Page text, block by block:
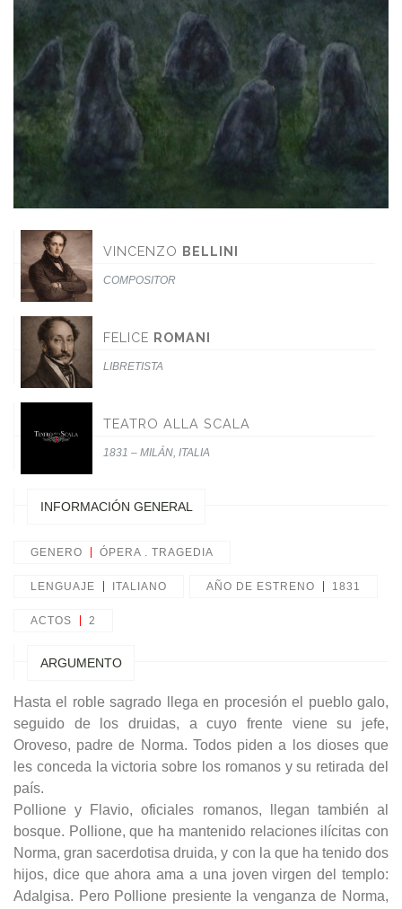
VINCENZO BELLINI
COMPOSITOR
FELICE ROMANI
LIBRETISTA
TEATRO ALLA SCALA
1831 – MILÁN, ITALIA
INFORMACIÓN GENERAL
GENERO ÓPERA . TRAGEDIA
LENGUAJE ITALIANO AÑO DE ESTRENO 1831
ACTOS 2
ARGUMENTO
Hasta el roble sagrado llega en procesión el pueblo galo,
seguido de los druidas, a cuyo frente viene su jefe,
Oroveso, padre de Norma. Todos piden a los dioses que
les conceda la victoria sobre los romanos y su retirada del
país.
Pollione y Flavio, oficiales romanos, llegan también al
bosque. Pollione, que ha mantenido relaciones ilícitas con
Norma, gran sacerdotisa druida, y con la que ha tenido dos
hijos, dice que ahora ama a una joven virgen del templo:
Adalgisa. Pero Pollione presiente la venganza de Norma,